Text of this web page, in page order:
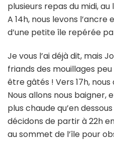
plusieurs repas du midi,
A 14h, nous levons
d’une petite île repérée
Je vous l’ai déjà dit, mais
friands des mouillages
être gâtés ! Vers 17h, nous
Nous allons nous baigner,
plus chaude qu’en
décidons de partir à 22h
au sommet de l’île pour